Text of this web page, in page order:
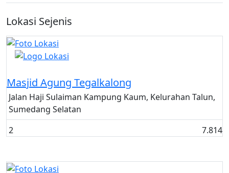
Lokasi Sejenis
Masjid Agung Tegalkalong
Jalan Haji Sulaiman Kampung Kaum, Kelurahan Talun,
Sumedang Selatan
2
7.814